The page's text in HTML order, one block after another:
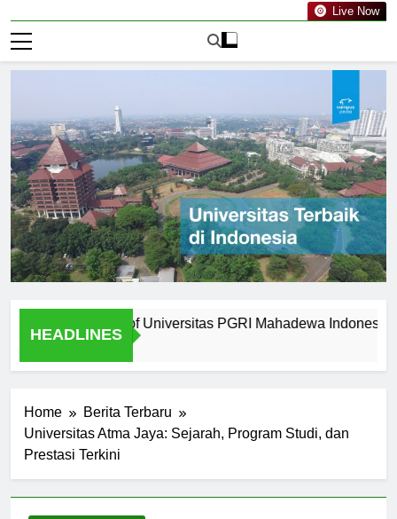
Live Now
HEADLINES
Graduates of Universitas PGRI Mahadewa Indonesia
Home
Berita Terbaru
Universitas Atma Jaya: Sejarah, Program Studi, dan
Prestasi Terkini